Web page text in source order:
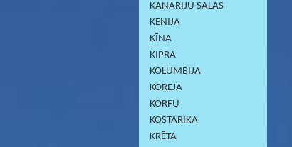
KANĀRIJU SALAS
KENIJA
ĶĪNA
KIPRA
KOLUMBIJA
KOREJA
KORFU
KOSTARIKA
KRĒTA